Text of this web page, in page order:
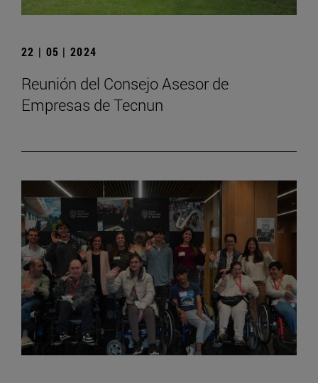
22 | 05 | 2024
Reunión del Consejo Asesor de
Empresas de Tecnun